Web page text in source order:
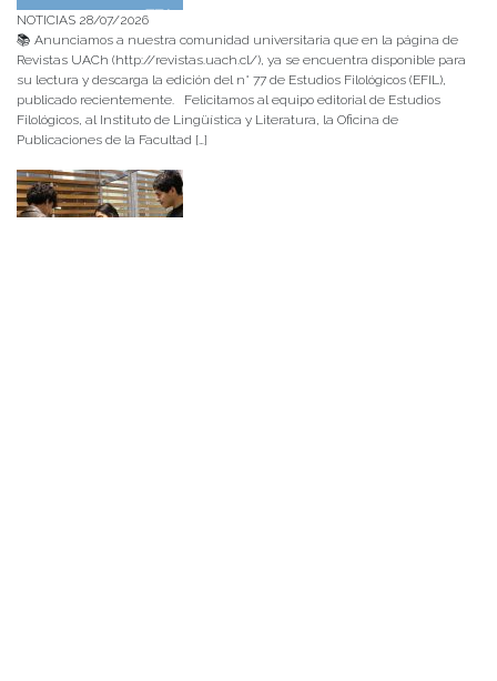
NOTICIAS 28/07/2026
📚 Anunciamos a nuestra comunidad universitaria que en la página de
Revistas UACh (http://revistas.uach.cl/), ya se encuentra disponible para
su lectura y descarga la edición del n° 77 de Estudios Filológicos (EFIL),
publicado recientemente. Felicitamos al equipo editorial de Estudios
Filológicos, al Instituto de Lingüística y Literatura, la Oficina de
Publicaciones de la Facultad […]